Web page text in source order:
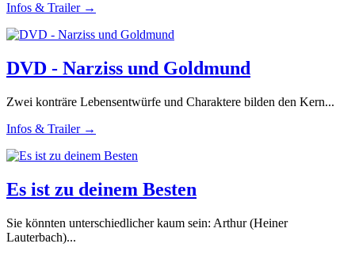
Infos & Trailer →
DVD - Narziss und Goldmund
Zwei konträre Lebensentwürfe und Charaktere bilden den Kern...
Infos & Trailer →
Es ist zu deinem Besten
Sie könnten unterschiedlicher kaum sein: Arthur (Heiner
Lauterbach)...